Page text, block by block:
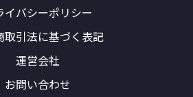
イバシーポリシー
取引法に基づく表記
運営会社
お問い合わせ